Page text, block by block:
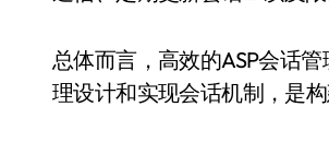
总体而言，高效的ASP会话
理设计和实现会话机制，是